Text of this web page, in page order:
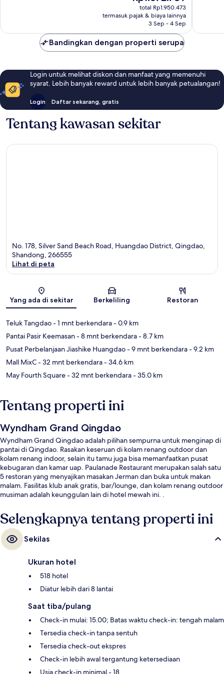
sekarang
Rp1.672.789
total Rp1.950.473
termasuk pajak & biaya lainnya
3 Sep - 4 Sep
Bandingkan dengan properti serupa
Login untuk melihat diskon dan manfaat yang memenuhi
syarat. Lebih banyak reward untuk lebih banyak petualangan!
Login Daftar sekarang, gratis
Tentang kawasan sekitar
No. 178, Silver Sand Beach Road, Huangdao District, Qingdao,
Shandong, 266555
Lihat di peta
Yang ada di sekitar Berkeliling Restoran
Teluk Tangdao- 1 mnt berkendara- 0.9 km
Pantai Pasir Keemasan- 8 mnt berkendara- 8.7 km
Pusat Perbelanjaan Jiashike Huangdao- 9 mnt berkendara- 9.2 km
Mall MixC- 32 mnt berkendara- 34.6 km
May Fourth Square- 32 mnt berkendara- 35.0 km
Tentang properti ini
Wyndham Grand Qingdao
Wyndham Grand Qingdao adalah pilihan sempurna untuk menginap di
pantai di Qingdao. Rasakan keseruan di kolam renang outdoor dan
kolam renang indoor, selain itu tamu juga bisa memanfaatkan pusat
kebugaran dan kamar uap. Paulanade Restaurant merupakan salah satu
5 restoran yang menyajikan masakan Jerman dan buka untuk makan
malam. Fasilitas klub anak gratis, bar/lounge, dan kolam renang outdoor
musiman adalah keunggulan lain di hotel mewah ini. .
Selengkapnya tentang properti ini
Sekilas
Ukuran hotel
518 hotel
Diatur lebih dari 8 lantai
Saat tiba/pulang
Check-in mulai: 15.00; Batas waktu check-in: tengah malam
Tersedia check-in tanpa sentuh
Tersedia check-out ekspres
Check-in lebih awal tergantung ketersediaan
Usia check-in minimal - 18